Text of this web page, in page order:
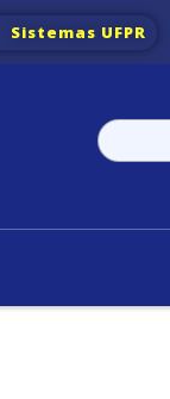
Sistemas UFPR
por: